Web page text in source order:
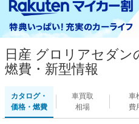
日産 グロリアセダン
燃費・新型情報
カタログ・
価格・燃費
車買取
相場
車
費